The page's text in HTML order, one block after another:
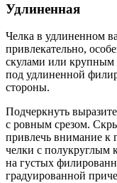
Удлиненная
Челка в удлиненном
привлекательно,
скулами или крупным
под удлиненной
стороны.
Подчеркнуть
с ровным срезом.
привлечь внимание
челки с полукруглым
на густых
градуированной